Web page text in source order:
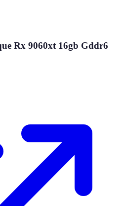
Rx 9060xt 16gb Gddr6